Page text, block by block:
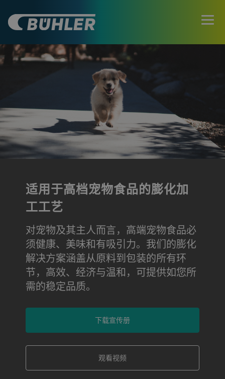
适用于高档宠物食品的膨化加
工工艺
对宠物及其主人而言，高端宠物食品必
须健康、美味和有吸引力。我们的膨化
解决方案涵盖从原料到包装的所有环
节，高效、经济与温和，可提供如您所
需的稳定品质。
下载宣传册
观看视频